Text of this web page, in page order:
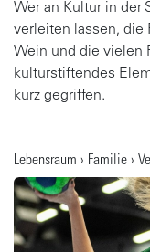
Wer an Kultur in der
verleiten lassen, die
Wein und die vielen
kulturstiftendes
kurz gegriffen.
Lebensraum › Familie ›